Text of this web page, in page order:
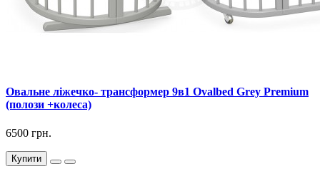
Овальне ліжечко- трансформер 9в1 Ovalbed Grey Premium
(полози +колеса)
6500 грн.
Купити